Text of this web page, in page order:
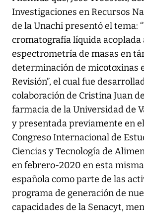
Investigaciones en Recursos
de la Unachi presentó el tema:
cromatografía líquida acoplada
espectrometría de masas en
determinación de micotoxinas
Revisión”, el cual fue
colaboración de Cristina Juan
farmacia de la Universidad de
y presentada previamente en
Congreso Internacional de
Ciencias y Tecnología de
en febrero-2020 en esta
española como parte de las
programa de generación de
capacidades de la Senacyt,